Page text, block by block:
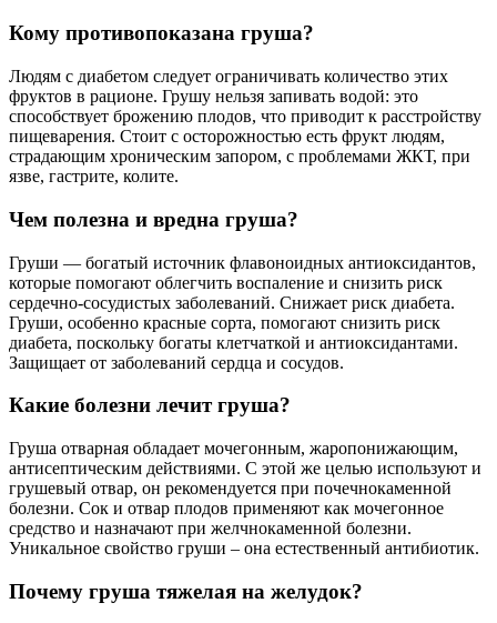
Кому противопоказана груша?
Людям с диабетом следует ограничивать количество этих
фруктов в рационе. Грушу нельзя запивать водой: это
способствует брожению плодов, что приводит к расстройству
пищеварения. Стоит с осторожностью есть фрукт людям,
страдающим хроническим запором, с проблемами ЖКТ, при
язве, гастрите, колите.
Чем полезна и вредна груша?
Груши — богатый источник флавоноидных антиоксидантов,
которые помогают облегчить воспаление и снизить риск
сердечно-сосудистых заболеваний. Снижает риск диабета.
Груши, особенно красные сорта, помогают снизить риск
диабета, поскольку богаты клетчаткой и антиоксидантами.
Защищает от заболеваний сердца и сосудов.
Какие болезни лечит груша?
Груша отварная обладает мочегонным, жаропонижающим,
антисептическим действиями. С этой же целью используют и
грушевый отвар, он рекомендуется при почечнокаменной
болезни. Сок и отвар плодов применяют как мочегонное
средство и назначают при желчнокаменной болезни.
Уникальное свойство груши – она естественный антибиотик.
Почему груша тяжелая на желудок?